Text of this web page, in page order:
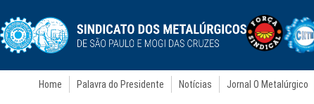
Home Palavra do Presidente Notícias Jornal O Metalúrgico